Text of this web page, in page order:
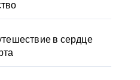
в сердце